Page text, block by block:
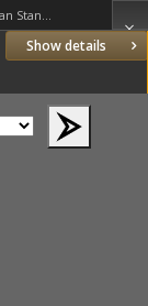
Show details
Kaczkowski, Jan Stanisław